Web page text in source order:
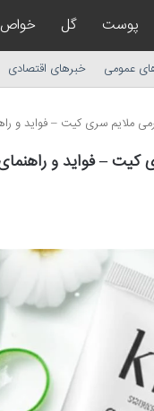
پوست گل خواص
عمومی خبرهای اقتصادی
ملایم سری کیت – فواید و
– فواید و